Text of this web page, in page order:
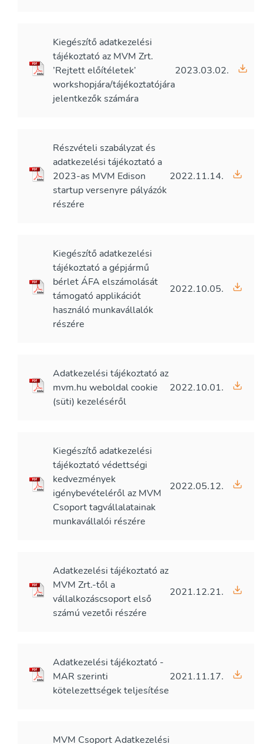
Kiegészítő adatkezelési
tájékoztató az MVM Zrt.
’Rejtett előítéletek’
workshopjára/tájékoztatójára
jelentkezők számára
2023.03.02.
Részvételi szabályzat és
adatkezelési tájékoztató a
2023-as MVM Edison
startup versenyre pályázók
részére
2022.11.14.
Kiegészítő adatkezelési
tájékoztató a gépjármű
bérlet ÁFA elszámolását
támogató applikációt
használó munkavállalók
részére
2022.10.05.
Adatkezelési tájékoztató az
mvm.hu weboldal cookie
(süti) kezeléséről
2022.10.01.
Kiegészítő adatkezelési
tájékoztató védettségi
kedvezmények
igénybevételéről az MVM
Csoport tagvállalatainak
munkavállalói részére
2022.05.12.
Adatkezelési tájékoztató az
MVM Zrt.-től a
vállalkozáscsoport első
számú vezetői részére
2021.12.21.
Adatkezelési tájékoztató -
MAR szerinti
kötelezettségek teljesítése
2021.11.17.
MVM Csoport Adatkezelési